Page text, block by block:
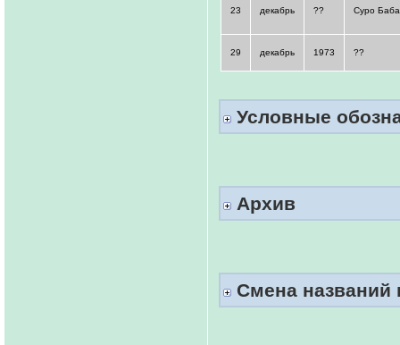
23 декабрь ?? Суро
29 декабрь 1973 ??
Условные
Архив
Смена названий